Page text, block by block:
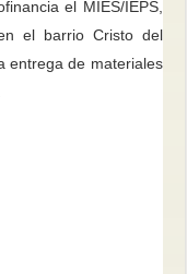
el MIES/IEPS,
el barrio Cristo del
entrega de materiales